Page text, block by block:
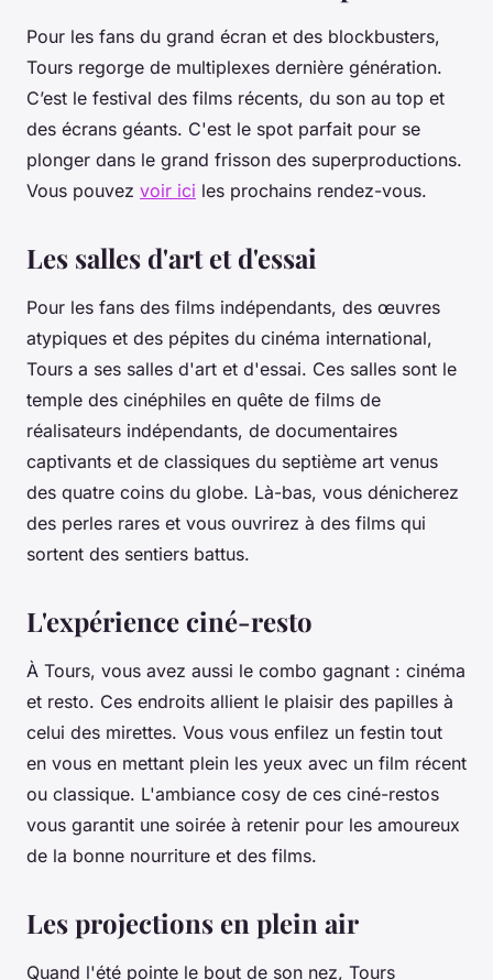
Pour les fans du grand écran et des blockbusters,
Tours regorge de multiplexes dernière génération.
C’est le festival des films récents, du son au top et
des écrans géants. C'est le spot parfait pour se
plonger dans le grand frisson des superproductions.
Vous pouvez voir ici les prochains rendez-vous.
Les salles d'art et d'essai
Pour les fans des films indépendants, des œuvres
atypiques et des pépites du cinéma international,
Tours a ses salles d'art et d'essai. Ces salles sont le
temple des cinéphiles en quête de films de
réalisateurs indépendants, de documentaires
captivants et de classiques du septième art venus
des quatre coins du globe. Là-bas, vous dénicherez
des perles rares et vous ouvrirez à des films qui
sortent des sentiers battus.
L'expérience ciné-resto
À Tours, vous avez aussi le combo gagnant : cinéma
et resto. Ces endroits allient le plaisir des papilles à
celui des mirettes. Vous vous enfilez un festin tout
en vous en mettant plein les yeux avec un film récent
ou classique. L'ambiance cosy de ces ciné-restos
vous garantit une soirée à retenir pour les amoureux
de la bonne nourriture et des films.
Les projections en plein air
Quand l'été pointe le bout de son nez, Tours